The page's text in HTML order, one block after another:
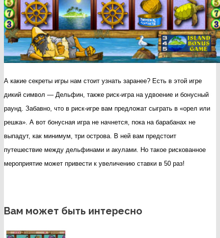
А какие секреты игры нам стоит узнать заранее? Есть в этой игре
дикий символ — Дельфин, также риск-игра на удвоение и бонусный
раунд. Забавно, что в риск-игре вам предложат сыграть в «орел или
решка». А вот бонусная игра не начнется, пока на барабанах не
выпадут, как минимум, три острова. В ней вам предстоит
путешествие между дельфинами и акулами. Но такое рискованное
мероприятие может привести к увеличению ставки в 50 раз!
Вам может быть интересно